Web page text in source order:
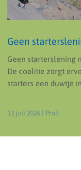
Geen
Geen starterslening
De coalitie zorgt
starters een duwtje in
13 juli 2026 | Pro3